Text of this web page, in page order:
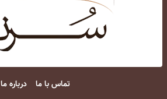
تماس با ما درباره ما